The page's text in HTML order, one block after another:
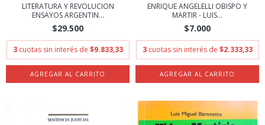
LITERATURA Y REVOLUCION
ENSAYOS ARGENTIN...
$29.500
3 cuotas sin interés de $9.833,33
ENRIQUE ANGELELLI OBISPO Y
MARTIR - LUIS...
$7.000
3 cuotas sin interés de $2.333,33